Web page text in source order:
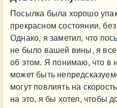
Посылка была хорошо
прекрасном состоянии,
Однако, я заметил, что
не было вашей вины, я
об этом. Я понимаю, что в
может быть
могут повлиять на
на это, я бы хотел, чтобы